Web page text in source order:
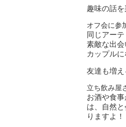
趣味の話
オフ会に参
同じアー
素敵な出
カップルに
友達も増
立ち飲み屋
お酒や食
は、自然
りますよ！